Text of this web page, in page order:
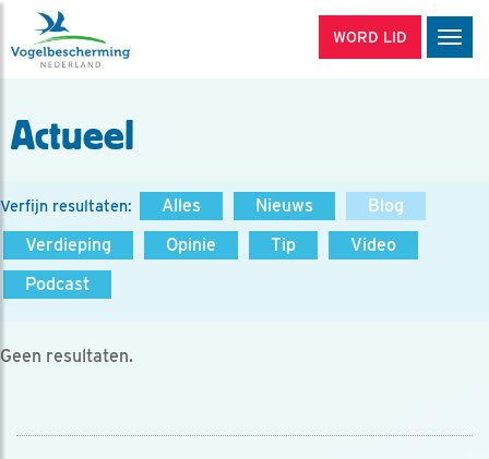
WORD LID
Actueel
Verfijn resultaten: Alles Nieuws
Blog
Verdieping
Opinie Tip
Video
Podcast
Geen resultaten.